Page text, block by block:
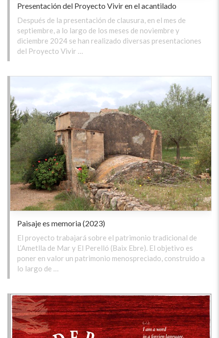
Presentación del Proyecto Vivir en el acantilado
Después de la presentación de clausura, en el mes de
septiembre, a lo largo de los meses de noviembre y
diciembre 2024 se han realizado diversas presentaciones
del Proyecto Vivir …
Paisaje es memoria (2023)
El proyecto trabajará sobre el patrimonio tradicional de
L’Ametlla de Mar y El Perelló (Baix Ebre). El objetivo es
poner en valor un patrimonio menospreciado, construido a
lo largo de …